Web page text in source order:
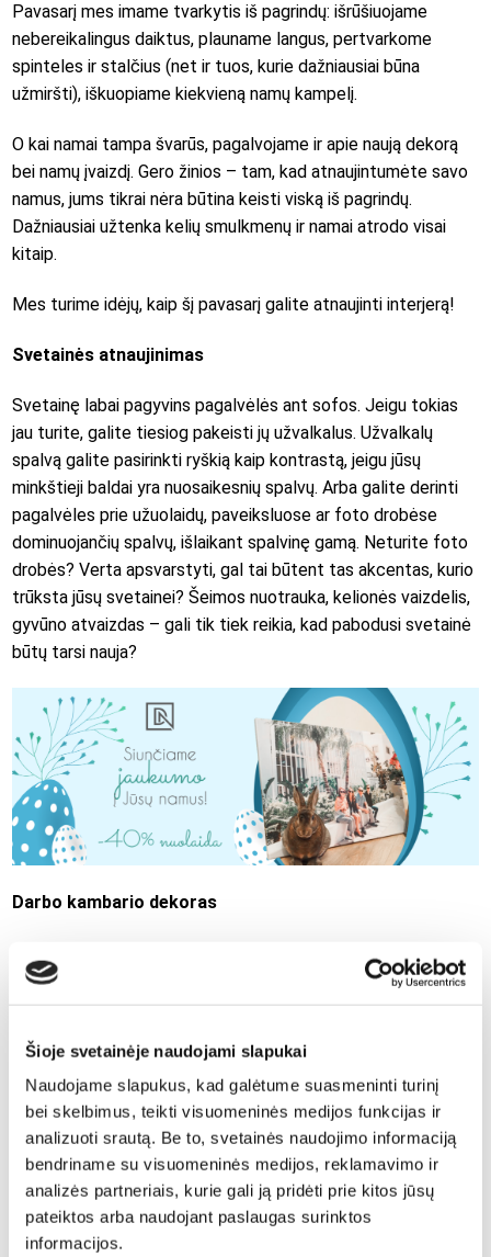
Šioje svetainėje naudojami slapukai
Naudojame slapukus, kad galėtume suasmeninti turinį
bei skelbimus, teikti visuomeninės medijos funkcijas ir
analizuoti srautą. Be to, svetainės naudojimo informaciją
bendriname su visuomeninės medijos, reklamavimo ir
analizės partneriais, kurie gali ją pridėti prie kitos jūsų
pateiktos arba naudojant paslaugas surinktos
informacijos.
Pavasarį mes imame tvarkytis iš pagrindų: išrūšiuojame
nebereikalingus daiktus, plauname langus, pertvarkome
spinteles ir stalčius (net ir tuos, kurie dažniausiai būna
užmiršti), iškuopiame kiekvieną namų kampelį.
O kai namai tampa švarūs, pagalvojame ir apie naują dekorą
bei namų įvaizdį. Gero žinios – tam, kad atnaujintumėte savo
namus, jums tikrai nėra būtina keisti viską iš pagrindų.
Dažniausiai užtenka kelių smulkmenų ir namai atrodo visai
kitaip.
Mes turime idėjų, kaip šį pavasarį galite atnaujinti interjerą!
Svetainės atnaujinimas
Svetainę labai pagyvins pagalvėlės ant sofos. Jeigu tokias
jau turite, galite tiesiog pakeisti jų užvalkalus. Užvalkalų
spalvą galite pasirinkti ryškią kaip kontrastą, jeigu jūsų
minkštieji baldai yra nuosaikesnių spalvų. Arba galite derinti
pagalvėles prie užuolaidų, paveiksluose ar foto drobėse
dominuojančių spalvų, išlaikant spalvinę gamą. Neturite foto
drobės? Verta apsvarstyti, gal tai būtent tas akcentas, kurio
trūksta jūsų svetainei? Šeimos nuotrauka, kelionės vaizdelis,
gyvūno atvaizdas – gali tik tiek reikia, kad pabodusi svetainė
būtų tarsi nauja?
Darbo kambario dekoras
Per karantiną tikriausiai ir jūs įkūrėte darbo kambarį. O šios
namų vietos stengiamės neapkrauti pašaliniais daiktais, kurie
blaškytų dėmesį. Tačiau jei dirbate iš namų, visgi norisi
susikurti aplinką, kuri būtų ne tik darbinga, bet ir jauki. Tam
puikiai tinka augalai. Pasistatykite vazoninę gėlę ar kitokį
augalą darbo kambaryje, jis suteiks gyvumo. Be to, žalia
spalva mažiausiai vargina akis, tad ji leis jums pailsėti bei
veiks raminančiai. O norintiems daugiau žalumos ar
pavasarinės gaivos nebūtina išdažyti sienas žaliai. Tam
pakaks ir žalsvo foto drobės motyvo, pavyzdžiui, miško
vaizdelio. Juk tikrai telefone turite įamžintų gamtos motyvų